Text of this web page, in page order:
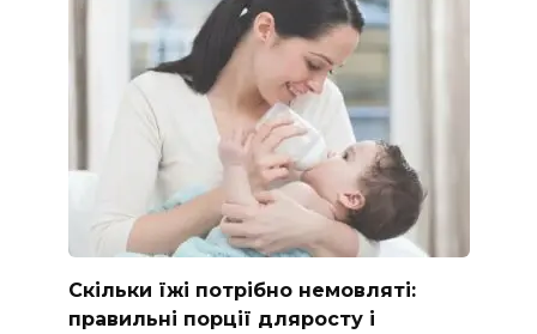
Скільки їжі потрібно немовляті:
правильні порції дляросту і